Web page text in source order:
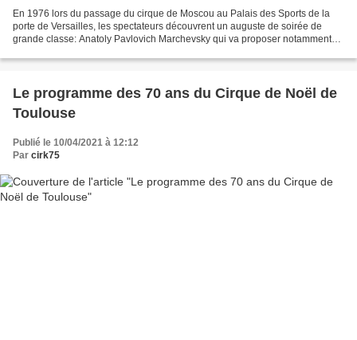
En 1976 lors du passage du cirque de Moscou au Palais des Sports de la
porte de Versailles, les spectateurs découvrent un auguste de soirée de
grande classe: Anatoly Pavlovich Marchevsky qui va proposer notamment
Le programme des 70 ans du Cirque de Noël de
Toulouse
Publié le 10/04/2021 à 12:12
Par cirk75